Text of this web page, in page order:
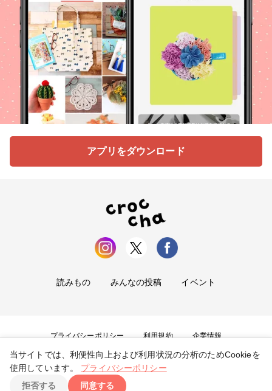
アプリをダウンロード
読みもの みんなの投稿 イベント
プライバシーポリシー 利用規約 企業情報
お問い合わせ
Copyright ©2026tryangle Co., Ltd. All Rights Reserved.
当サイトでは、利便性向上および利用状況の分析のためCookieを
使用しています。
プライバシーポリシー
拒否する
同意する